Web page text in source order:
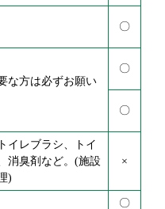
〇
な方は必ずお願い
〇
〇
イレブラシ、トイ
消臭剤など。(施設
)
×
〇